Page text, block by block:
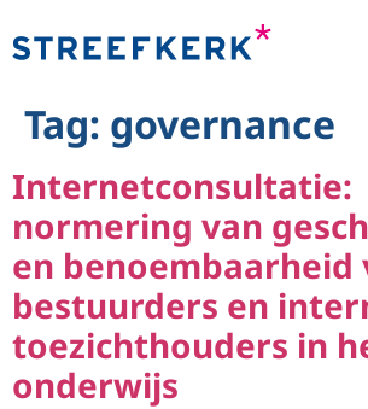
Contact
Tag: governance
Internetconsultatie:
normering van
en benoembaarheid
bestuurders en
toezichthouders in
onderwijs